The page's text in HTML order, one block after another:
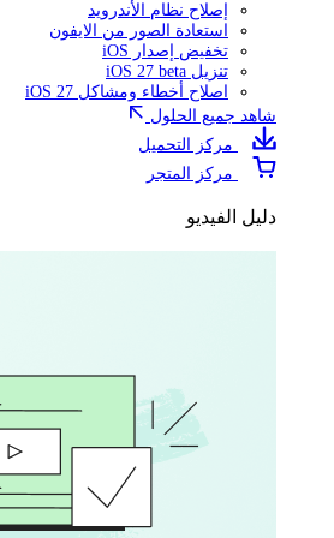
إصلاح نظام الأندرويد
استعادة الصور من الايفون
تخفيض إصدار iOS
تنزيل iOS 27 beta
اصلاح أخطاء ومشاكل iOS 27
شاهد جميع الحلول
مركز التحميل
مركز المتجر
دليل الفيديو